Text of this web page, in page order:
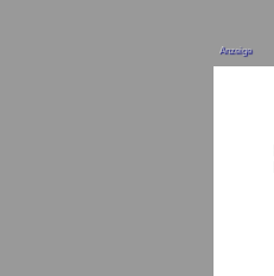
Anzeige